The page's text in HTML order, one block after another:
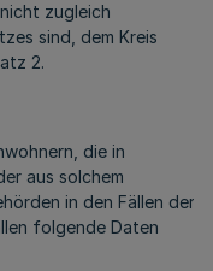
zugleich
sind, dem Kreis
2.
die in
aus solchem
in den Fällen der
folgende Daten